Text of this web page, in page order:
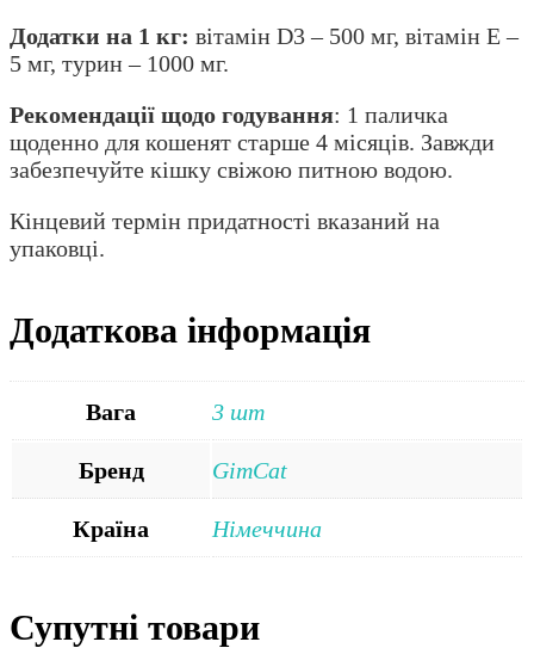
Додатки на 1 кг: вітамін D3 – 500 мг, вітамін Е –
5 мг, турин – 1000 мг.
Рекомендації щодо годування: 1 паличка
щоденно для кошенят старше 4 місяців. Завжди
забезпечуйте кішку свіжою питною водою.
Кінцевий термін придатності вказаний на
упаковці.
Додаткова інформація
Вага 3 шт
Бренд GimCat
Країна Німеччина
Супутні товари